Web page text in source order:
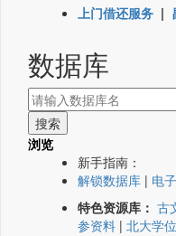
上门借还服务 |
数据库
浏览
新手指南：
解锁数据库 | 电
特色资源库： 古
参资料 | 北大学